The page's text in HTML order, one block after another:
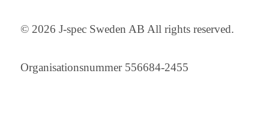
© 2026 J-spec Sweden AB All rights reserved.
Organisationsnummer 556684-2455